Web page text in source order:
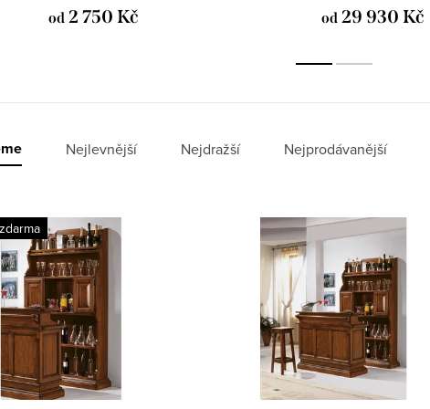
od 2 750 Kč od 29 930 Kč
Nejlevnější Nejdražší Nejprodávanější